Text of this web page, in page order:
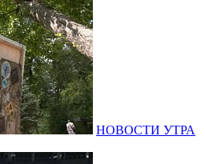
НОВОСТИ УТРА